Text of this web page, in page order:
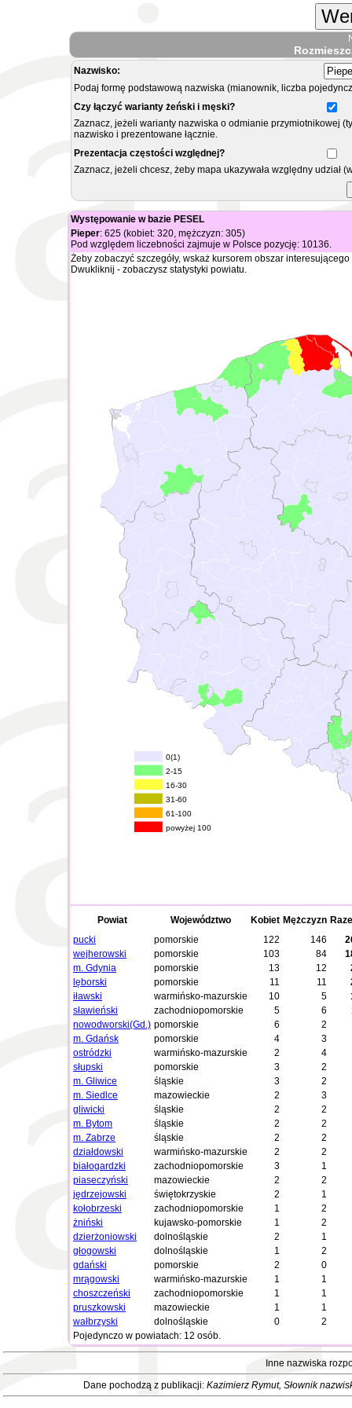
Nazwisko:
Podaj formę podstawową nazwiska (mianownik, liczba
Czy łączyć warianty żeński i męski?
Zaznacz, jeżeli warianty nazwiska o odmianie przymiotnikowej
nazwisko i prezentowane łącznie.
Prezentacja częstości względnej?
Zaznacz, jeżeli chcesz, żeby mapa ukazywała względny
Występowanie w bazie PESEL
Pieper: 625 (kobiet: 320, mężczyzn: 305)
Pod względem liczebności zajmuje w Polsce pozycję: 10136.
Żeby zobaczyć szczegóły, wskaż kursorem obszar
Dwukliknij - zobaczysz statystyki powiatu.
0(1)
2-15
16-30
31-60
61-100
powyżej 100
Powiat Województwo Kobiet Mężczyzn
pucki
pomorskie 122 146
wejherowski
pomorskie 103 84
m. Gdynia
pomorskie 13 12
lęborski
pomorskie 11 11
iławski
warmińsko-mazurskie 10 5
sławieński
zachodniopomorskie 5 6
nowodworski(Gd.) pomorskie 6
2
m. Gdańsk
pomorskie 4
3
ostródzki
warmińsko-mazurskie 2
4
słupski
pomorskie 3
2
m. Gliwice
śląskie 3
2
m. Siedlce
mazowieckie 2
3
gliwicki
śląskie 2
2
m. Bytom
śląskie 2
2
m. Zabrze
śląskie 2
2
działdowski
warmińsko-mazurskie 2
2
białogardzki
zachodniopomorskie 3
1
piaseczyński
mazowieckie 2
2
jędrzejowski
świętokrzyskie 2
1
kołobrzeski
zachodniopomorskie 1
2
żniński
kujawsko-pomorskie 1
2
dzierżoniowski
dolnośląskie 2
1
głogowski
dolnośląskie 1
2
gdański
pomorskie 2
0
mrągowski
warmińsko-mazurskie 1
1
choszczeński
zachodniopomorskie 1
1
pruszkowski
mazowieckie 1
1
wałbrzyski
dolnośląskie 0
2
Pojedynczo w powiatach: 12 osób.
Inne nazwiska
Dane pochodzą z publikacji: Kazimierz Rymut, Słownik